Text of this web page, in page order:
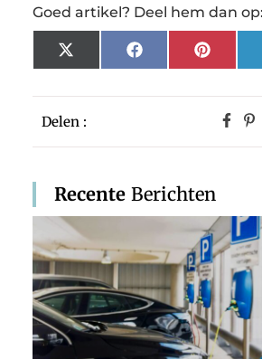
Delen :
Recente Berichten
Goed artikel? Deel hem dan op:
X
(Twitter)
Facebook